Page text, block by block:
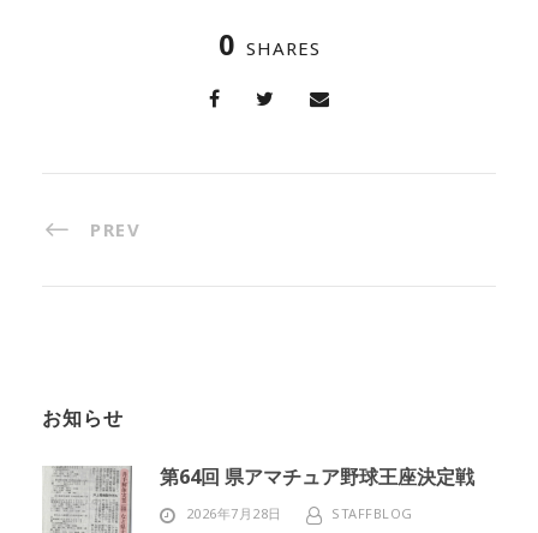
0 SHARES
PREV
お知らせ
第64回 県アマチュア野球王座決定戦
2026年7月28日 STAFFBLOG